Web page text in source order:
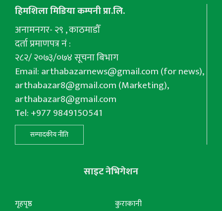
हिमशिला मिडिया कम्पनी प्रा.लि.
अनामनगर- २९ , काठमाडौँ
दर्ता प्रमाणपत्र नं :
२८२/ २०७३/०७४ सूचना बिभाग
Email:arthabazarnews@gmail.com(for news),
arthabazar8@gmail.com(Marketing),
arthabazar8@gmail.com
Tel: +977 9849150541
सम्पादकीय नीति
साइट नेभिगेशन
गृहपृष्ठ
कुराकानी